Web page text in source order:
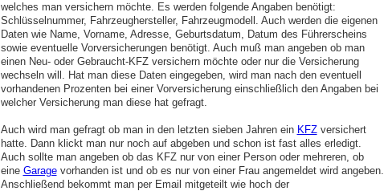
welches man versichern möchte. Es werden folgende Angaben benötigt:
Schlüsselnummer, Fahrzeughersteller, Fahrzeugmodell. Auch werden die eigenen
Daten wie Name, Vorname, Adresse, Geburtsdatum, Datum des Führerscheins
sowie eventuelle Vorversicherungen benötigt. Auch muß man angeben ob man
einen Neu- oder Gebraucht-KFZ versichern möchte oder nur die Versicherung
wechseln will. Hat man diese Daten eingegeben, wird man nach den eventuell
vorhandenen Prozenten bei einer Vorversicherung einschließlich den Angaben bei
welcher Versicherung man diese hat gefragt.
Auch wird man gefragt ob man in den letzten sieben Jahren ein KFZversichert
hatte. Dann klickt man nur noch auf abgeben und schon ist fast alles erledigt.
Auch sollte man angeben ob das KFZ nur von einer Person oder mehreren, ob
eine Garagevorhanden ist und ob es nur von einer Frau angemeldet wird angeben.
Anschließend bekommt man per Email mitgeteilt wie hoch der